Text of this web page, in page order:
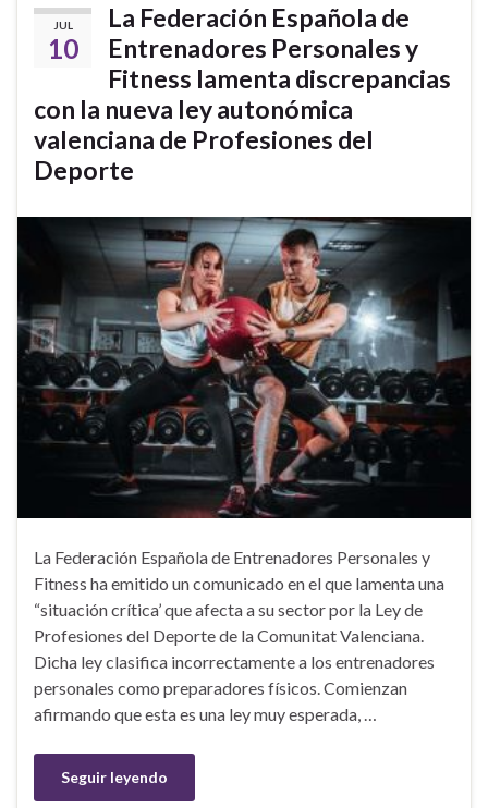
JUL
10
La Federación Española de
Entrenadores Personales y
Fitness lamenta discrepancias
con la nueva ley autonómica
valenciana de Profesiones del
Deporte
La Federación Española de Entrenadores Personales y
Fitness ha emitido un comunicado en el que lamenta una
“situación crítica’ que afecta a su sector por la Ley de
Profesiones del Deporte de la Comunitat Valenciana.
Dicha ley clasifica incorrectamente a los entrenadores
personales como preparadores físicos. Comienzan
afirmando que esta es una ley muy esperada, …
Seguir leyendo